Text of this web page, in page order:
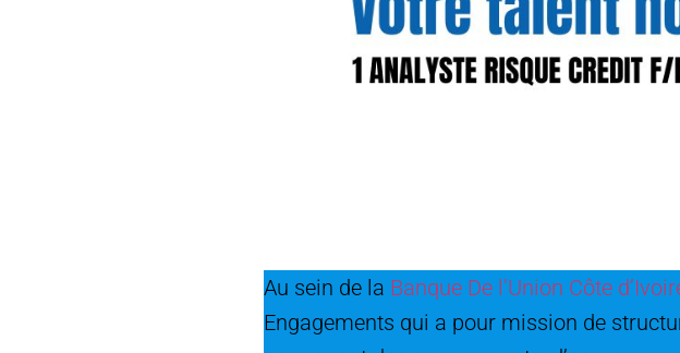
Au sein de la Banque De l’Union Côte
Engagements qui a pour mission de